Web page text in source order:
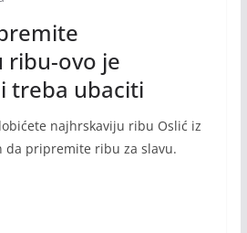
ribu-ovo je
treba ubaciti
najhrskaviju ribu Oslić iz
da pripremite ribu za slavu.